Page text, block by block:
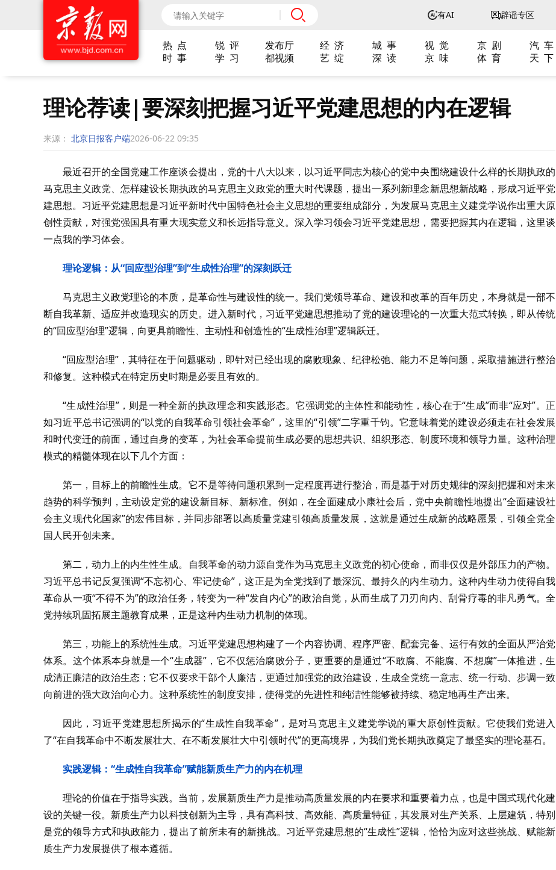
有AI 辟谣专区
热 点 锐 评 发布厅 经 济 城 事 视 觉 京 剧 汽 车
时 事
学 习 都视频 艺 绽 深 读 京 味 体 育 天 下
理论荐读|要深刻把握习近平党建思想的内在逻辑
来源： 北京日报客户端2026-06-22 09:35
最近召开的全国党建工作座谈会提出，党的十八大以来，以习近平同志为核心的党中央围绕建设什么样的长期执政的
马克思主义政党、怎样建设长期执政的马克思主义政党的重大时代课题，提出一系列新理念新思想新战略，形成习近平党
建思想。习近平党建思想是习近平新时代中国特色社会主义思想的重要组成部分，为发展马克思主义建党学说作出重大原
创性贡献，对强党强国具有重大现实意义和长远指导意义。深入学习领会习近平党建思想，需要把握其内在逻辑，这里谈
一点我的学习体会。
理论逻辑：从“回应型治理”到“生成性治理”的深刻跃迁
马克思主义政党理论的本质，是革命性与建设性的统一。我们党领导革命、建设和改革的百年历史，本身就是一部不
断自我革新、适应并改造现实的历史。进入新时代，习近平党建思想推动了党的建设理论的一次重大范式转换，即从传统
的“回应型治理”逻辑，向更具前瞻性、主动性和创造性的“生成性治理”逻辑跃迁。
“回应型治理”，其特征在于问题驱动，即针对已经出现的腐败现象、纪律松弛、能力不足等问题，采取措施进行整治
和修复。这种模式在特定历史时期是必要且有效的。
“生成性治理”，则是一种全新的执政理念和实践形态。它强调党的主体性和能动性，核心在于“生成”而非“应对”。正
如习近平总书记强调的“以党的自我革命引领社会革命”，这里的“引领”二字重千钧。它意味着党的建设必须走在社会发展
和时代变迁的前面，通过自身的变革，为社会革命提前生成必要的思想共识、组织形态、制度环境和领导力量。这种治理
模式的精髓体现在以下几个方面：
第一，目标上的前瞻性生成。它不是等待问题积累到一定程度再进行整治，而是基于对历史规律的深刻把握和对未来
趋势的科学预判，主动设定党的建设新目标、新标准。例如，在全面建成小康社会后，党中央前瞻性地提出“全面建设社
会主义现代化国家”的宏伟目标，并同步部署以高质量党建引领高质量发展，这就是通过生成新的战略愿景，引领全党全
国人民开创未来。
第二，动力上的内生性生成。自我革命的动力源自党作为马克思主义政党的初心使命，而非仅仅是外部压力的产物。
习近平总书记反复强调“不忘初心、牢记使命”，这正是为全党找到了最深沉、最持久的内生动力。这种内生动力使得自我
革命从一项“不得不为”的政治任务，转变为一种“发自内心”的政治自觉，从而生成了刀刃向内、刮骨疗毒的非凡勇气。全
党持续巩固拓展主题教育成果，正是这种内生动力机制的体现。
第三，功能上的系统性生成。习近平党建思想构建了一个内容协调、程序严密、配套完备、运行有效的全面从严治党
体系。这个体系本身就是一个“生成器”，它不仅惩治腐败分子，更重要的是通过“不敢腐、不能腐、不想腐”一体推进，生
成清正廉洁的政治生态；它不仅要求干部个人廉洁，更通过加强党的政治建设，生成全党统一意志、统一行动、步调一致
向前进的强大政治向心力。这种系统性的制度安排，使得党的先进性和纯洁性能够被持续、稳定地再生产出来。
因此，习近平党建思想所揭示的“生成性自我革命”，是对马克思主义建党学说的重大原创性贡献。它使我们党进入
了“在自我革命中不断发展壮大、在不断发展壮大中引领时代”的更高境界，为我们党长期执政奠定了最坚实的理论基石。
实践逻辑：“生成性自我革命”赋能新质生产力的内在机理
理论的价值在于指导实践。当前，发展新质生产力是推动高质量发展的内在要求和重要着力点，也是中国式现代化建
设的关键一役。新质生产力以科技创新为主导，具有高科技、高效能、高质量特征，其发展对生产关系、上层建筑，特别
是党的领导方式和执政能力，提出了前所未有的新挑战。习近平党建思想的“生成性”逻辑，恰恰为应对这些挑战、赋能新
质生产力发展提供了根本遵循。